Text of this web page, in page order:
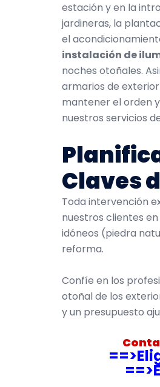
estación y en la
jardineras, la
el
instalación de
noches otoñales.
armarios de
mantener el orden
nuestros servicios
Claves
Toda intervención
nuestros clientes en
idóneos (piedra
reforma.
Confíe en los
otoñal de los
y un presupuesto